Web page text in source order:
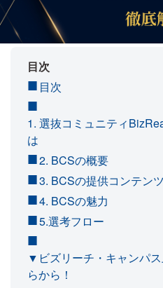
目次
目次
1. 選抜コミュニティ
は
2. BCSの概要
3. BCSの提供コンテンツ
4. BCSの魅力
5.選考フロー
▼ビズリーチ・キャンパ
らから！